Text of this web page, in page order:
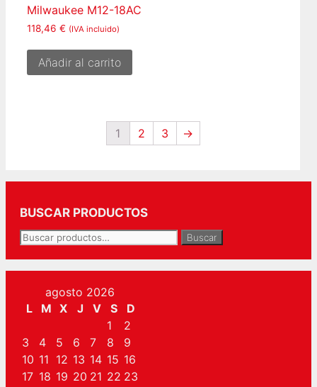
Milwaukee M12-18AC
118,46 € (IVA incluido)
Añadir al carrito
1 2 3 →
BUSCAR PRODUCTOS
Buscar
Buscar
agosto 2026
L
M X J V S D
1
2
3
4 5 6 7 8
9
10 11 12 13 14 15 16
17 18 19 20 21 22 23